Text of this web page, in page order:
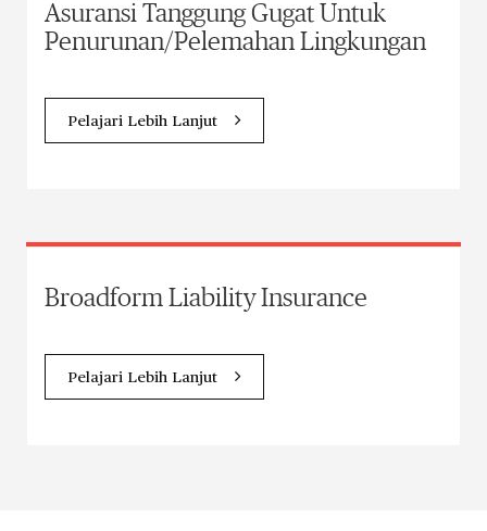
Asuransi Tanggung Gugat Untuk
Penurunan/Pelemahan Lingkungan
Pelajari Lebih Lanjut
Broadform Liability Insurance
Pelajari Lebih Lanjut